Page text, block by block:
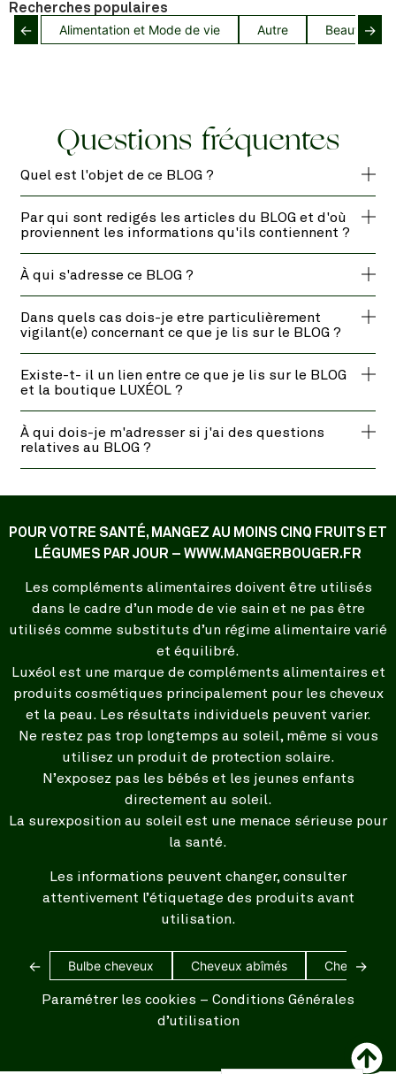
Recherches populaires
← Alimentation et Mode de vie Autre Beauté→
Questions fréquentes
Quel est l'objet de ce BLOG ?
Par qui sont redigés les articles du BLOG et d'où
proviennent les informations qu'ils contiennent ?
À qui s'adresse ce BLOG ?
Dans quels cas dois-je etre particulièrement
vigilant(e) concernant ce que je lis sur le BLOG ?
Existe-t- il un lien entre ce que je lis sur le BLOG
et la boutique LUXÉOL ?
À qui dois-je m'adresser si j'ai des questions
relatives au BLOG ?
POUR VOTRE SANTÉ, MANGEZ AU MOINS CINQ FRUITS ET
LÉGUMES PAR JOUR – WWW.MANGERBOUGER.FR
Les compléments alimentaires doivent être utilisés
dans le cadre d’un mode de vie sain et ne pas être
utilisés comme substituts d’un régime alimentaire varié
et équilibré.
Luxéol est une marque de compléments alimentaires et
produits cosmétiques principalement pour les cheveux
et la peau. Les résultats individuels peuvent varier.
Ne restez pas trop longtemps au soleil, même si vous
utilisez un produit de protection solaire.
N’exposez pas les bébés et les jeunes enfants
directement au soleil.
La surexposition au soleil est une menace sérieuse pour
la santé.
Les informations peuvent changer, consulter
attentivement l’étiquetage des produits avant
utilisation.
← Bulbe cheveux Cheveux abîmés Cheveux
→
Paramétrer les cookies – Conditions Générales
d’utilisation